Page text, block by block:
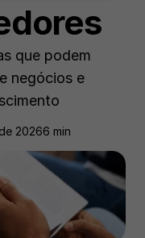
que podem
negócios e
20266 min